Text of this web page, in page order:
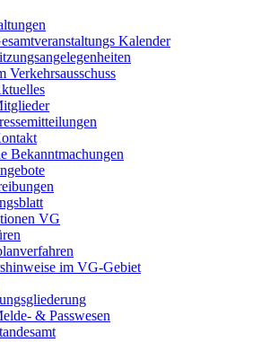
Kalender
Verkehrsausschuss
Bekanntmachungen
VG
im VG-Gebiet
& Passwesen